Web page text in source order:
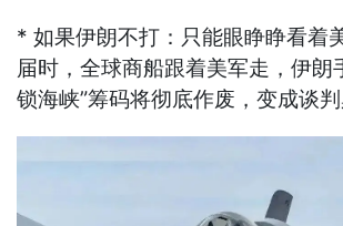
* 如果伊朗不打：只能眼睁睁看着
届时，全球商船跟着美军走，伊朗
锁海峡”筹码将彻底作废，变成谈判